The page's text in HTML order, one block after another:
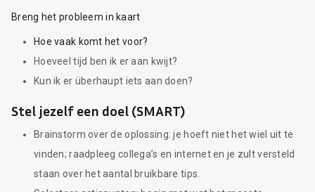
Breng het probleem in kaart
Hoe vaak komt het voor?
Hoeveel tijd ben ik er aan kwijt?
Kun ik er überhaupt iets aan doen?
Stel jezelf een doel (SMART)
Brainstorm over de oplossing: je hoeft niet het wiel uit te
vinden; raadpleeg collega’s en internet en je zult versteld
staan over het aantal bruikbare tips.